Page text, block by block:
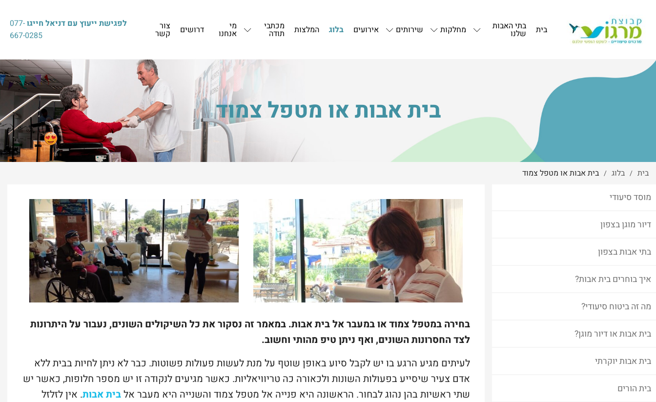
בית בתי האבות
שלנו מחלקות שירותים אירועים בלוג המלצות מכתבי
תודה
מי
אנחנו דרושים צור
קשר
לפגישת ייעוץ עם דניאל חייגו077-
667-0285
בית אבות או מטפל צמוד
בית / בלוג / בית אבות או מטפל צמוד
מוסד סיעודי
דיור מוגן בצפון
בתי אבות בצפון
איך בוחרים בית אבות?
מה זה ביטוח סיעודי?
בית אבות או דיור מוגן?
בית אבות יוקרתי
בית הורים
בחירה במטפל צמוד או במעבר אל בית אבות. במאמר זה נסקור את כל השיקולים השונים, נעבור על היתרונות
לצד החסרונות השונים, ואף ניתן טיפ מהותי וחשוב.
לעיתים מגיע הרגע בו יש לקבל סיוע באופן שוטף על מנת לעשות פעולות פשוטות. כבר לא ניתן לחיות בבית ללא
אדם צעיר שיסייע בפעולות השונות ולכאורה כה טריוויאליות. כאשר מגיעים לנקודה זו יש מספר חלופות, כאשר יש
שתי ראשיות בהן נהוג לבחור. הראשונה היא פנייה אל מטפל צמוד והשנייה היא מעבר אלבית אבות. אין לזלזל